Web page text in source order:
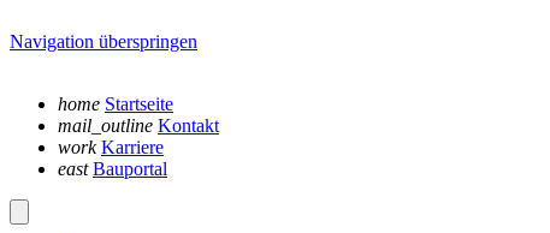
Navigation überspringen
home Startseite
mail_outline Kontakt
work Karriere
east Bauportal